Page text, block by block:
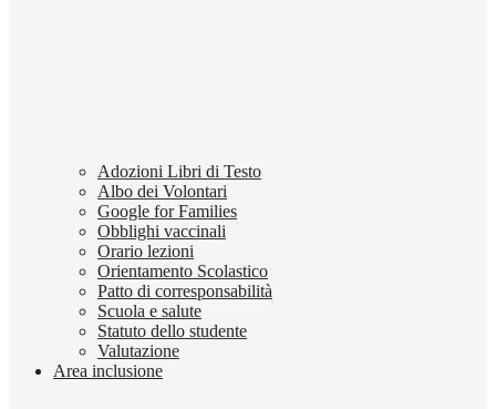
Adozioni Libri di Testo
Albo dei Volontari
Google for Families
Obblighi vaccinali
Orario lezioni
Orientamento Scolastico
Patto di corresponsabilità
Scuola e salute
Statuto dello studente
Valutazione
Area inclusione